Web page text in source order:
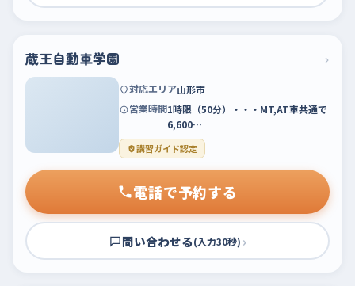
蔵王自動車学園 ›
対応エリア山形市
営業時間1時限（50分）・・・MT,AT車共通で
6,600…
講習ガイド認定
電話で予約する
問い合わせる(入力30秒) ›